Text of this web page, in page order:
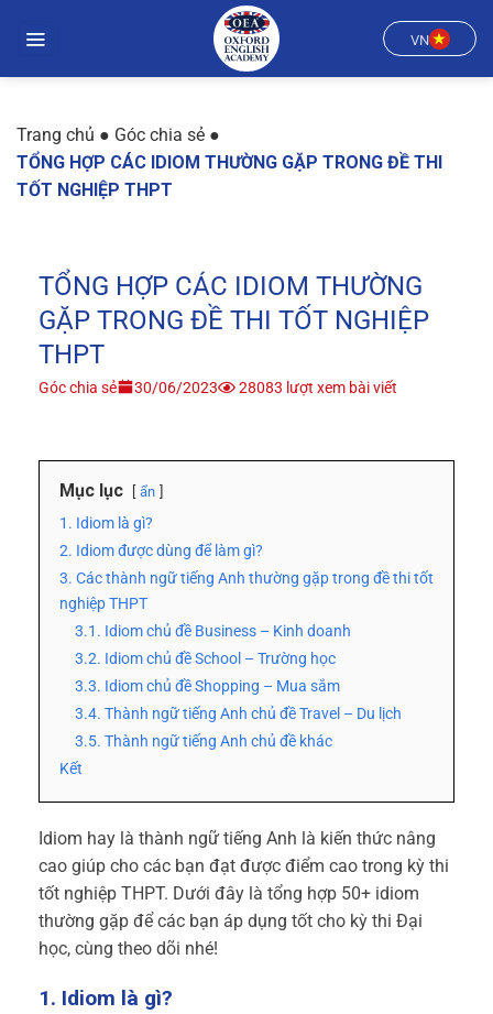
đến
VN
Trang chủ ● Góc chia sẻ ●
TỔNG HỢP CÁC IDIOM THƯỜNG GẶP TRONG ĐỀ THI
TỐT NGHIỆP THPT
TỔNG HỢP CÁC IDIOM THƯỜNG
GẶP TRONG ĐỀ THI TỐT NGHIỆP
THPT
Góc chia sẻ 30/06/2023 28083 lượt xem bài viết
Mục lục ẩn
1. Idiom là gì?
2. Idiom được dùng để làm gì?
3. Các thành ngữ tiếng Anh thường gặp trong đề thi tốt
nghiệp THPT
3.1. Idiom chủ đề Business – Kinh doanh
3.2. Idiom chủ đề School – Trường học
3.3. Idiom chủ đề Shopping – Mua sắm
3.4. Thành ngữ tiếng Anh chủ đề Travel – Du lịch
3.5. Thành ngữ tiếng Anh chủ đề khác
Kết
Idiom hay là thành ngữ tiếng Anh là kiến thức nâng
cao giúp cho các bạn đạt được điểm cao trong kỳ thi
tốt nghiệp THPT. Dưới đây là tổng hợp 50+ idiom
thường gặp để các bạn áp dụng tốt cho kỳ thi Đại
học, cùng theo dõi nhé!
1. Idiom là gì?